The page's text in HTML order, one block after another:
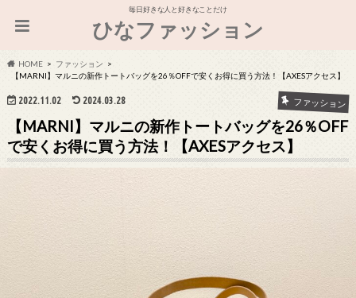
毎日好きな人と好きなことだけ
ひなファッション
HOME
ファッション
【MARNI】マルニの新作トートバッグを26％OFFで安くお得に買う方法！【AXESアクセス】
2022.11.02 2024.03.28 ファッション
【MARNI】マルニの新作トートバッグを26％OFF
で安くお得に買う方法！【AXESアクセス】